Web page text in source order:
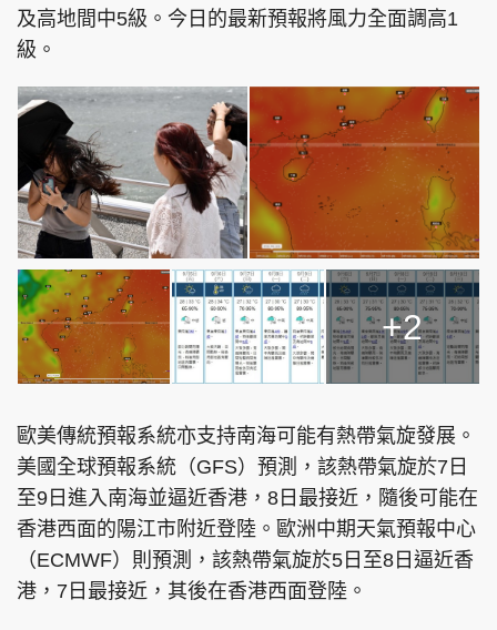
聯絡我們 版權及免責聲明
Copyright © 東周網 版權所有 . 不得轉載
©Eastweek.com.hk. All rights reserved.
及高地間中5級。今日的最新預報將風力全面調高1
級。
+2
歐美傳統預報系統亦支持南海可能有熱帶氣旋發展。
美國全球預報系統（GFS）預測，該熱帶氣旋於7日
至9日進入南海並逼近香港，8日最接近，隨後可能在
香港西面的陽江市附近登陸。歐洲中期天氣預報中心
（ECMWF）則預測，該熱帶氣旋於5日至8日逼近香
港，7日最接近，其後在香港西面登陸。